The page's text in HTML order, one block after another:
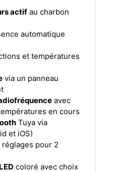
actifau charbon
automatique
et températures
via un panneau
avec
en cours
Tuya via
et iOS)
pour 2
coloré avec choix